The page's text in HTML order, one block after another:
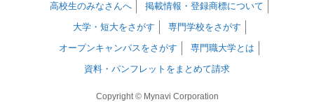
高校生のみなさんへ
掲載情報・登録商標について
大学・短大をさがす
専門学校をさがす
オープンキャンパスをさがす
専門職大学とは
資料・パンフレットをまとめて請求
Copyright © Mynavi Corporation